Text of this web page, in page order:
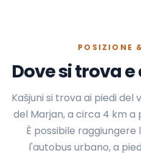
POSIZIONE
Dove si trova
Kašjuni si trova ai piedi
del Marjan, a circa 4 km a
È possibile raggiungere
l'autobus urbano, a